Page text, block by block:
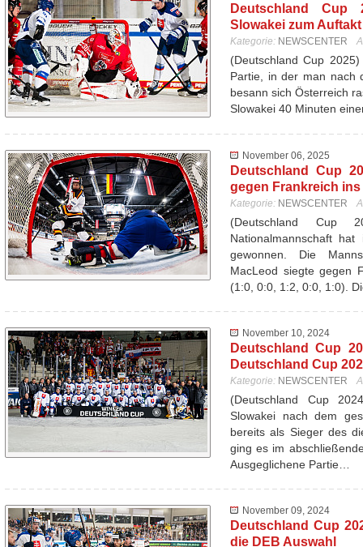
Deutschland Cup
Slowakei zum
Kategorie: NEWSCENTER
(Deutschland Cup
Partie, in der man nach
besann sich Österreich
Slowakei 40 Minuten
November 06, 2025
Deutschland Cup
gegen Frankreich
Kategorie: NEWSCENTER
(Deutschland Cup
Nationalmannschaft
gewonnen. Die
MacLeod siegte gegen
(1:0, 0:0, 1:2, 0:0, 1:0).
November 10, 2024
Deutschland Cup
Deutschland Cup
Kategorie: NEWSCENTER
(Deutschland Cup
Slowakei nach dem
bereits als Sieger des
ging es im
Ausgeglichene Partie…
November 09, 2024
Deutschland Cup
die DEB Auswahl